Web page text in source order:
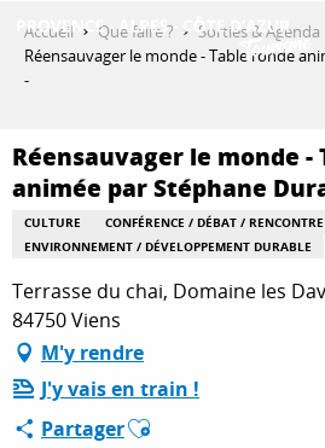
QUE FAIRE ?
SÉJOURNER
ESPACE PRO
Accueil Que faire ? Sorties & Agenda
Réensauvager le monde - Table ronde
-
Réensauvager le monde -
animée par Stéphane
CULTURE
CONFÉRENCE / DÉBAT / RENCONTRE
ENVIRONNEMENT / DÉVELOPPEMENT DURABLE
Terrasse du chai, Domaine les
84750 Viens
M'y rendre
J'y vais en train !
PartagerAjouter aux favoris